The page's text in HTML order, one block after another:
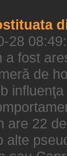
28
a fost
de
are 22
alte